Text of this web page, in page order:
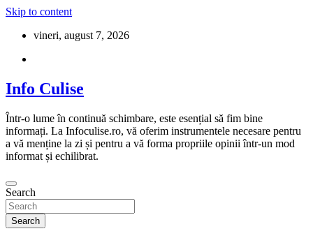
Skip to content
vineri, august 7, 2026
Info Culise
Într-o lume în continuă schimbare, este esențial să fim bine
informați. La Infoculise.ro, vă oferim instrumentele necesare pentru
a vă menține la zi și pentru a vă forma propriile opinii într-un mod
informat și echilibrat.
Search
Search